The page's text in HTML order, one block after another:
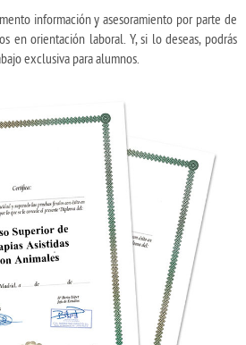
información y asesoramiento por parte de
en orientación laboral. Y, si lo deseas, podrás
exclusiva para alumnos.